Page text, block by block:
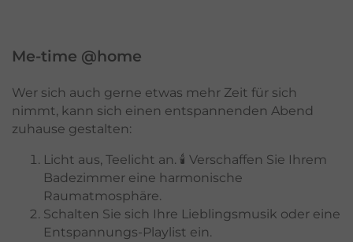
Me-time @home
Wer sich auch gerne etwas mehr Zeit für sich
nimmt, kann sich einen entspannenden Abend
zuhause gestalten:
Licht aus, Teelicht an. 🕯 Verschaffen Sie Ihrem
Badezimmer eine harmonische
Raumatmosphäre.
Schalten Sie sich Ihre Lieblingsmusik oder eine
Entspannungs-Playlist ein.